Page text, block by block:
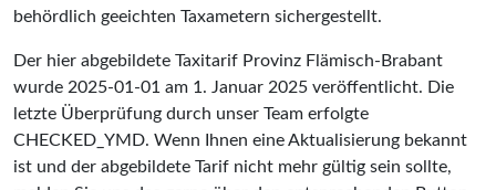
behördlich geeichten Taxametern sichergestellt.
Der hier abgebildete Taxitarif Provinz Flämisch-Brabant
wurde 2025-01-01 am 1. Januar 2025 veröffentlicht. Die
letzte Überprüfung durch unser Team erfolgte
CHECKED_YMD. Wenn Ihnen eine Aktualisierung bekannt
ist und der abgebildete Tarif nicht mehr gültig sein sollte,